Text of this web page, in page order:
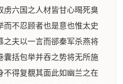
虏六国之人材皆甘心暍死臭
而不忍顾者也是意也惟太史
之夫以一言而郤秦军杀燕将
囊括包举并吞之势将无所施
不得复覩其面此如幽兰之在